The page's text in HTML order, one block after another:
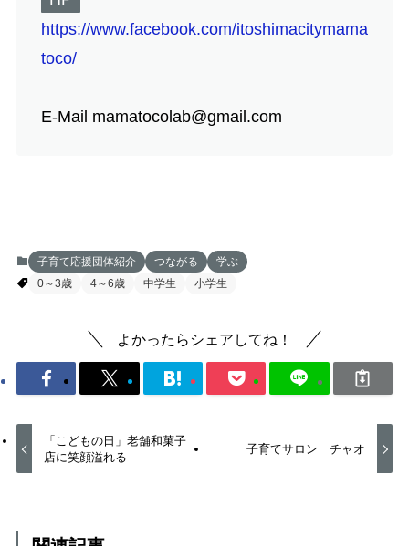
https://www.facebook.com/itoshimacitymama
toco/
E-Mail mamatocolab@gmail.com
子育て応援団体紹介 つながる
学ぶ
0～3歳
4～6歳 中学生 小学生
よかったらシェアしてね！
「こどもの日」老舗和菓子
店に笑顔溢れる
子育てサロン チャオ